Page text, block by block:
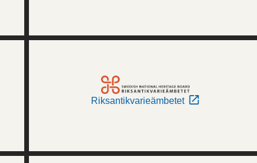
Riksantikvarieämbetet